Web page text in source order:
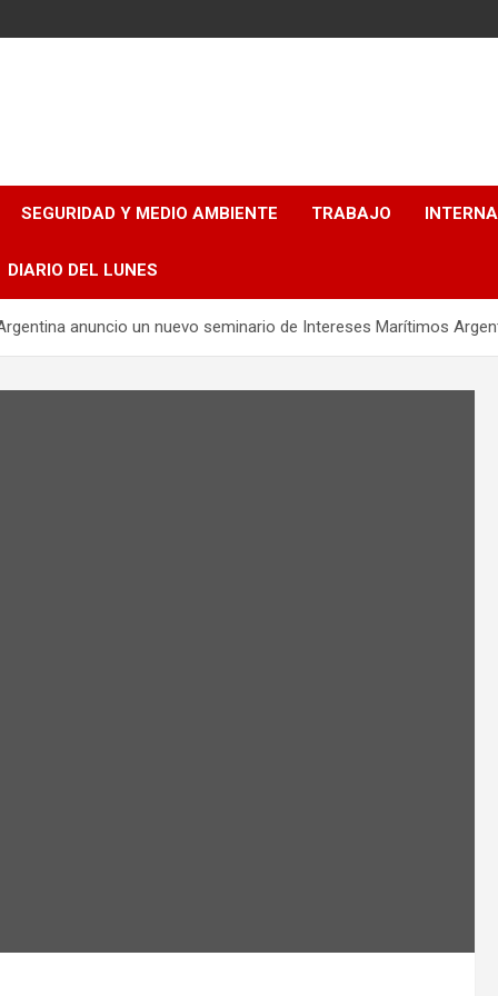
SEGURIDAD Y MEDIO AMBIENTE TRABAJO
DIARIO DEL LUNES
anuncio un nuevo seminario de Intereses Marítimos